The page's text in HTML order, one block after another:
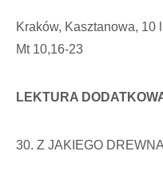
Kraków, Kasztanowa, 10
Mt 10,16-23
LEKTURA
30. Z JAKIEGO